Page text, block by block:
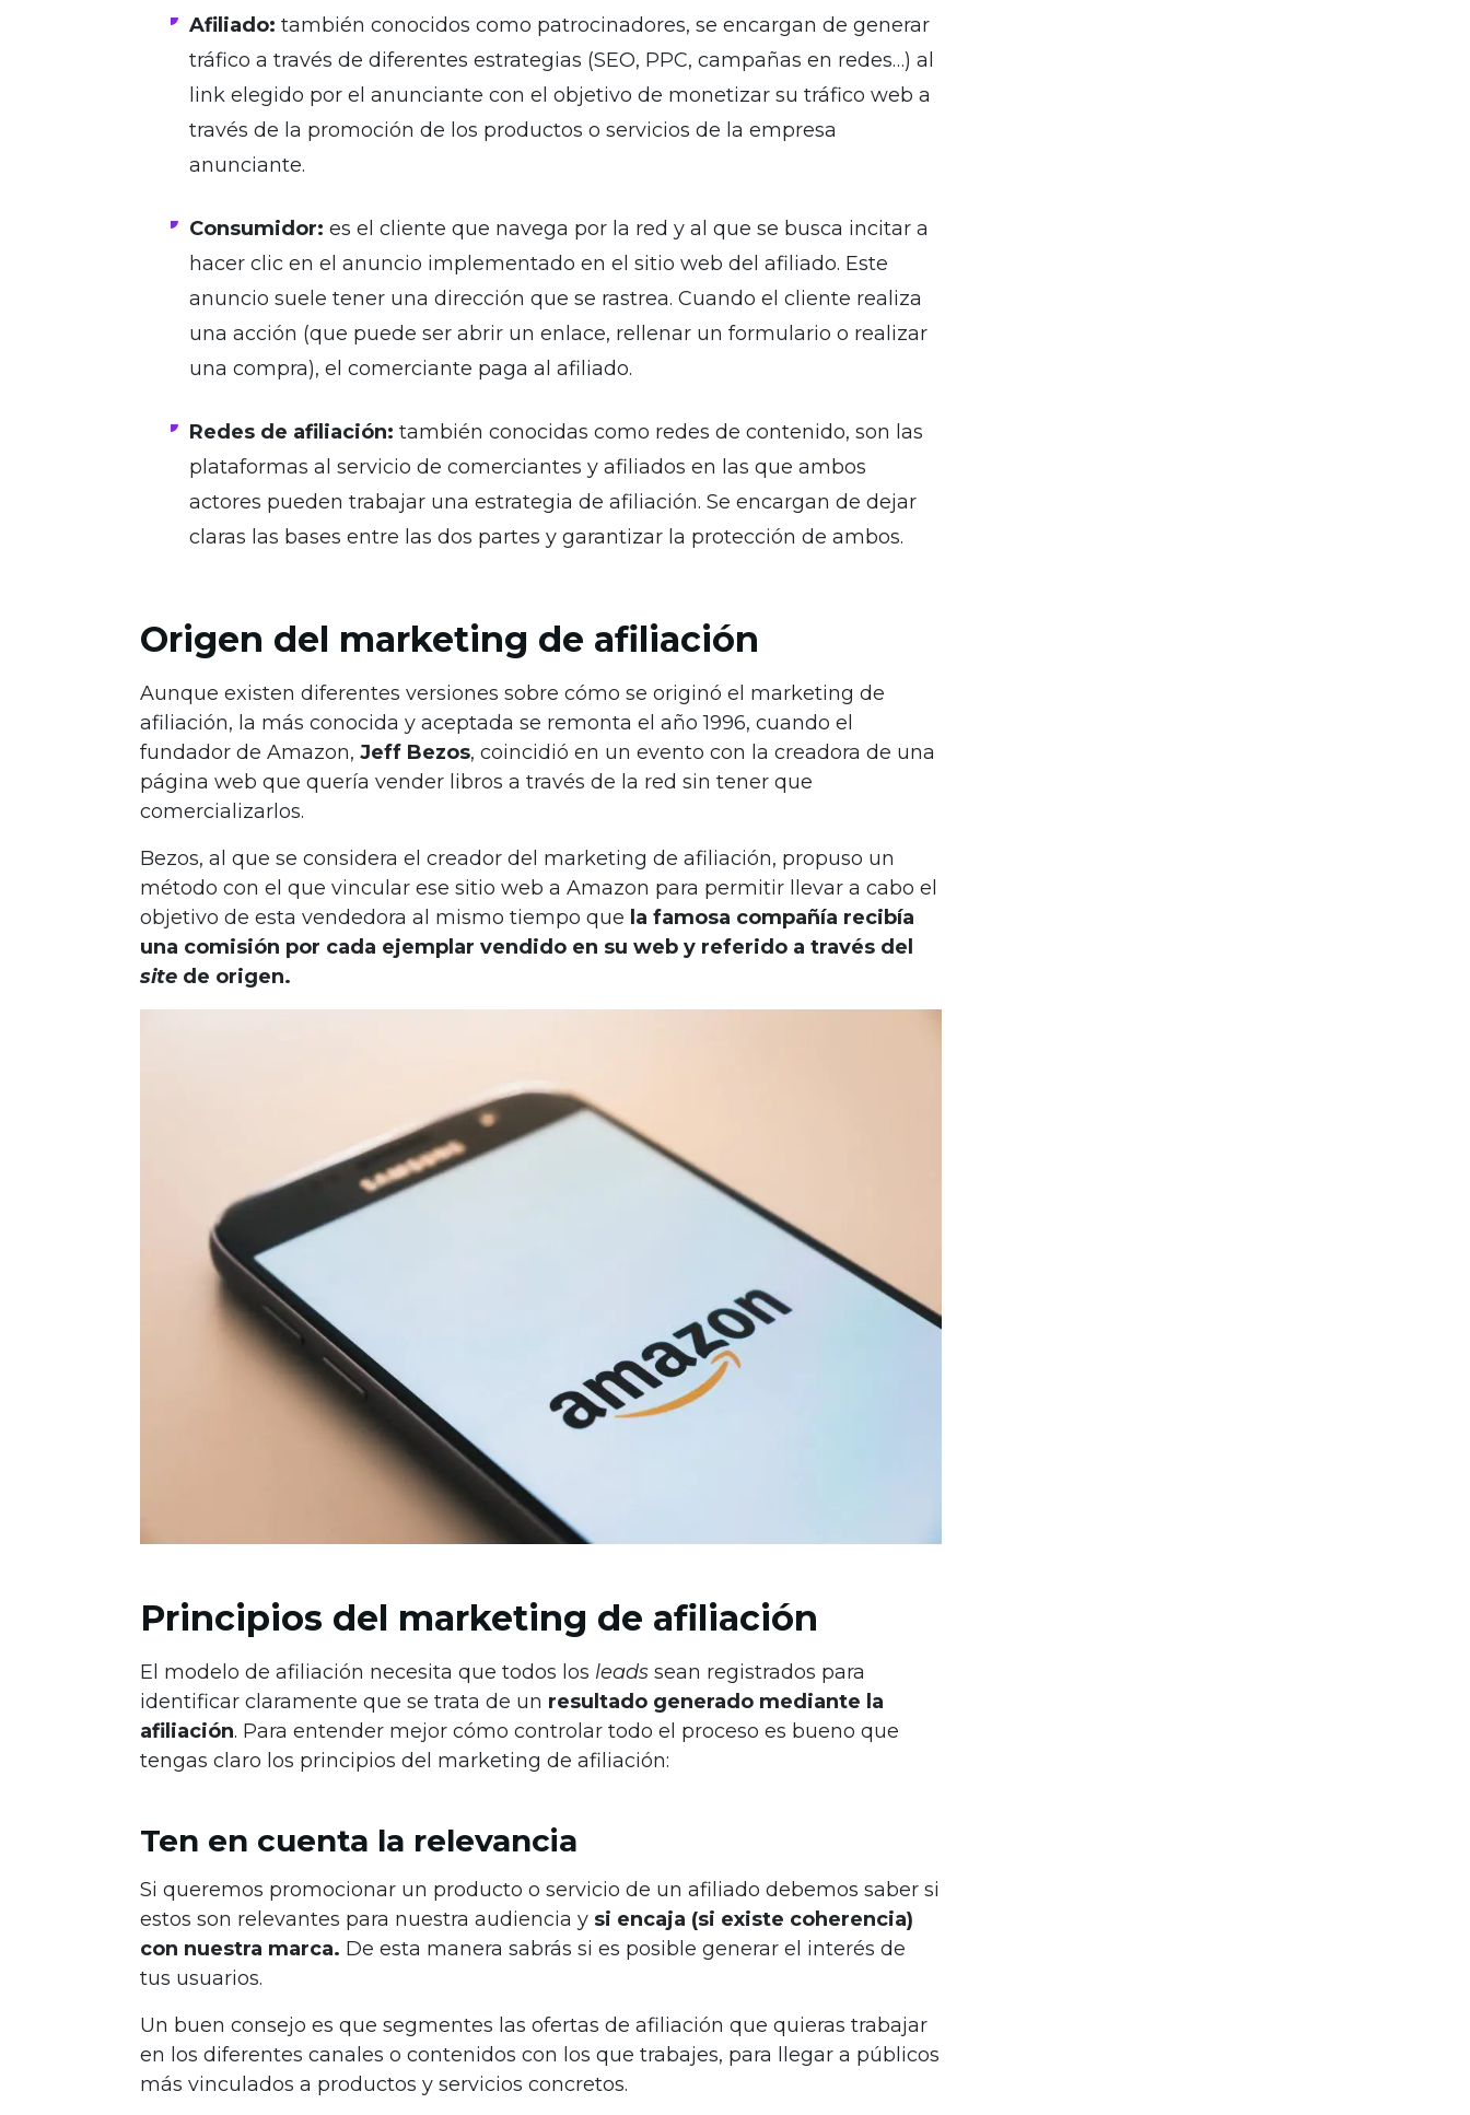
Afiliado: también conocidos como patrocinadores, se encargan de generar
tráfico a través de diferentes estrategias (SEO, PPC, campañas en redes…) al
link elegido por el anunciante con el objetivo de monetizar su tráfico web a
través de la promoción de los productos o servicios de la empresa
anunciante.
Consumidor: es el cliente que navega por la red y al que se busca incitar a
hacer clic en el anuncio implementado en el sitio web del afiliado. Este
anuncio suele tener una dirección que se rastrea. Cuando el cliente realiza
una acción (que puede ser abrir un enlace, rellenar un formulario o realizar
una compra), el comerciante paga al afiliado.
Redes de afiliación: también conocidas como redes de contenido, son las
plataformas al servicio de comerciantes y afiliados en las que ambos
actores pueden trabajar una estrategia de afiliación. Se encargan de dejar
claras las bases entre las dos partes y garantizar la protección de ambos.
Origen del marketing de afiliación
Aunque existen diferentes versiones sobre cómo se originó el marketing de
afiliación, la más conocida y aceptada se remonta el año 1996, cuando el
fundador de Amazon, Jeff Bezos, coincidió en un evento con la creadora de una
página web que quería vender libros a través de la red sin tener que
comercializarlos.
Bezos, al que se considera el creador del marketing de afiliación, propuso un
método con el que vincular ese sitio web a Amazon para permitir llevar a cabo el
objetivo de esta vendedora al mismo tiempo que la famosa compañía recibía
una comisión por cada ejemplar vendido en su web y referido a través del
site de origen.
Principios del marketing de afiliación
El modelo de afiliación necesita que todos los leads sean registrados para
identificar claramente que se trata de un resultado generado mediante la
afiliación. Para entender mejor cómo controlar todo el proceso es bueno que
tengas claro los principios del marketing de afiliación:
Ten en cuenta la relevancia
Si queremos promocionar un producto o servicio de un afiliado debemos saber si
estos son relevantes para nuestra audiencia y si encaja (si existe coherencia)
con nuestra marca. De esta manera sabrás si es posible generar el interés de
tus usuarios.
Un buen consejo es que segmentes las ofertas de afiliación que quieras trabajar
en los diferentes canales o contenidos con los que trabajes, para llegar a públicos
más vinculados a productos y servicios concretos.